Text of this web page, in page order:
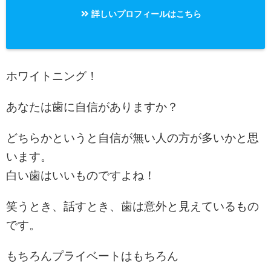
詳しいプロフィールはこちら
ホワイトニング！
あなたは歯に自信がありますか？
どちらかというと自信が無い人の方が多いかと思
います。
白い歯はいいものですよね！
笑うとき、話すとき、歯は意外と見えているもの
です。
もちろんプライベートはもちろん